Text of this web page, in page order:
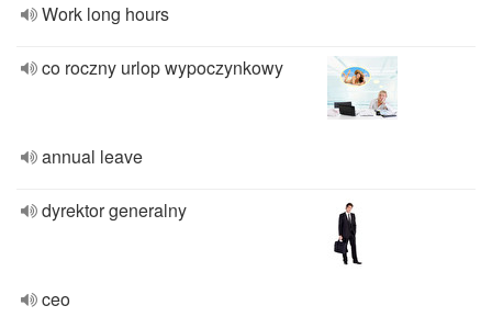
Work long hours
co roczny urlop wypoczynkowy
annual leave
dyrektor generalny
ceo